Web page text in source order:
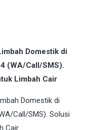
Domestik di
(WA/Call/SMS).
Limbah Cair